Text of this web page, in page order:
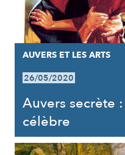
AUVERS ET LES ARTS
26/05/2020
Auvers secrète
célèbre